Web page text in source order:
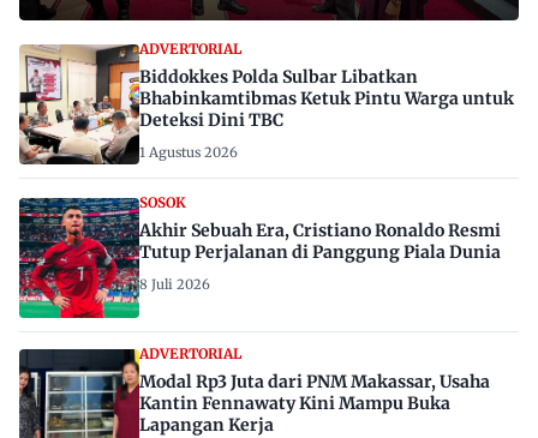
ADVERTORIAL
Biddokkes Polda Sulbar Libatkan
Bhabinkamtibmas Ketuk Pintu Warga untuk
Deteksi Dini TBC
1 Agustus 2026
SOSOK
Akhir Sebuah Era, Cristiano Ronaldo Resmi
Tutup Perjalanan di Panggung Piala Dunia
8 Juli 2026
ADVERTORIAL
Modal Rp3 Juta dari PNM Makassar, Usaha
Kantin Fennawaty Kini Mampu Buka
Lapangan Kerja